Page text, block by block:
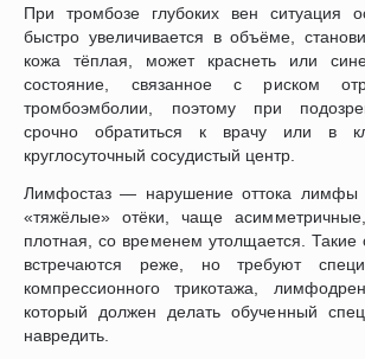
При тромбозе глубоких вен ситуация
быстро увеличивается в объёме,
кожа тёплая, может краснеть или
состояние, связанное с риском
тромбоэмболии, поэтому при
срочно обратиться к врачу или в
круглосуточный сосудистый центр.
Лимфостаз — нарушение оттока лимфы
«тяжёлые» отёки, чаще
плотная, со временем утолщается. Такие
встречаются реже, но требуют
компрессионного трикотажа,
который должен делать обученный
навредить.